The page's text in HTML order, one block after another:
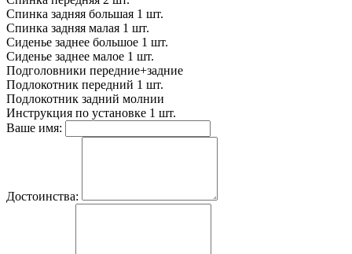
Спинка задняя большая 1 шт.
Спинка задняя малая 1 шт.
Сиденье заднее большое 1 шт.
Сиденье заднее малое 1 шт.
Подголовники передние+задние
Подлокотник передний 1 шт.
Подлокотник задний молнии
Инструкция по установке 1 шт.
Ваше имя:
Достоинства: